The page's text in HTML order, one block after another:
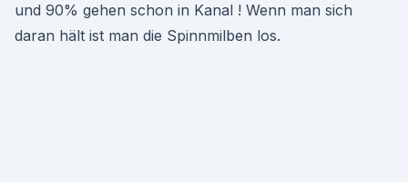
und 90% gehen schon in Kanal ! Wenn man sich
daran hält ist man die Spinnmilben los.